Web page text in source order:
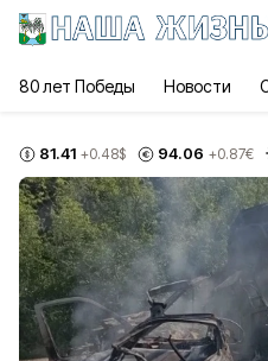
80 лет Победы Новости
81.41 +0.48$ 94.06 +0.87€